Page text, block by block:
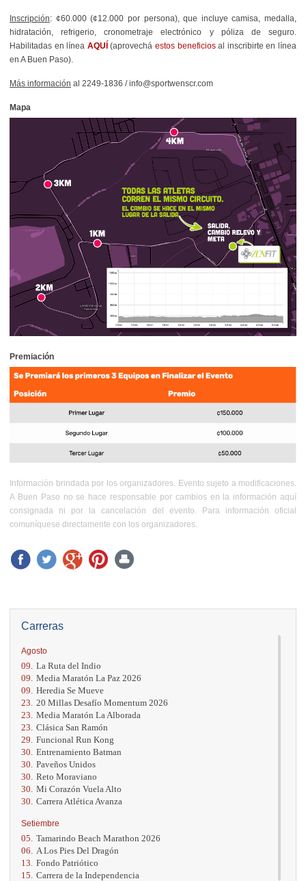
Carreras
Agosto
09. La Ruta del Indio
09. Media Maratón La Paz 2026
09. Heredia Se Mueve
23. 20 Millas Desafío Momentum 2026
23. Media Maratón La Alborada
23. Clásica San Ramón
29. Funcional Run Kong
30. Entrenamiento Batman
30. Paveños Unidos
30. Reto Moraviano
30. Mi Corazón Vuela Alto
30. Carrera Atlética Avanza
Setiembre
05. Tamarindo Beach Marathon 2026
06.
A Los Pies Del Dragón
13. Fondo Patriótico
15. Carrera de la Independencia
Inscripción: ¢60.000 (¢12.000 por persona), que incluye camisa, medalla,
hidratación, refrigerio, cronometraje electrónico y póliza de seguro.
Habilitadas en línea AQUÍ (aprovecháestos beneficiosal inscribirte en línea
en A Buen Paso).
Más información al 2249-1836 / info@sportwenscr.com
Mapa
Premiación
Información brindada por los organizadores. Evento sujeto a modificaciones.
A Buen Paso no se hace responsable por cambios en la información aquí
consignada ni por la cancelación del evento. Para información oficial
comuníquese directamente con los organizadores.